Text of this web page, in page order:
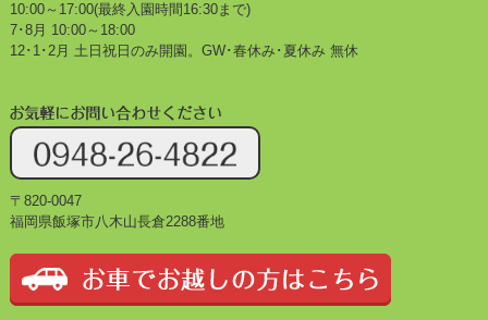
10:00～17:00(最終入園時間16:30まで)
7･8月 10:00～18:00
12･1･2月 土日祝日のみ開園。GW･春休み･夏休み 無休
〒820-0047
福岡県飯塚市八木山長倉2288番地